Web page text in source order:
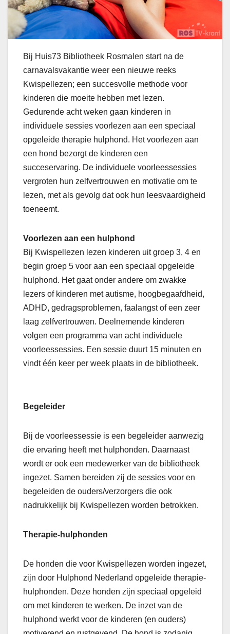
Bij Huis73 Bibliotheek Rosmalen start na de
carnavalsvakantie weer een nieuwe reeks
Kwispellezen; een succesvolle methode voor
kinderen die moeite hebben met lezen.
Gedurende acht weken gaan kinderen in
individuele sessies voorlezen aan een speciaal
opgeleide therapie hulphond. Het voorlezen aan
een hond bezorgt de kinderen een
succeservaring. De individuele voorleessessies
vergroten hun zelfvertrouwen en motivatie om te
lezen, met als gevolg dat ook hun leesvaardigheid
toeneemt.
Voorlezen aan een hulphond
Bij Kwispellezen lezen kinderen uit groep 3, 4 en
begin groep 5 voor aan een speciaal opgeleide
hulphond. Het gaat onder andere om zwakke
lezers of kinderen met autisme, hoogbegaafdheid,
ADHD, gedragsproblemen, faalangst of een zeer
laag zelfvertrouwen. Deelnemende kinderen
volgen een programma van acht individuele
voorleessessies. Een sessie duurt 15 minuten en
vindt één keer per week plaats in de bibliotheek.
Begeleider
Bij de voorleessessie is een begeleider aanwezig
die ervaring heeft met hulphonden. Daarnaast
wordt er ook een medewerker van de bibliotheek
ingezet. Samen bereiden zij de sessies voor en
begeleiden de ouders/verzorgers die ook
nadrukkelijk bij Kwispellezen worden betrokken.
Therapie-hulphonden
De honden die voor Kwispellezen worden ingezet,
zijn door Hulphond Nederland opgeleide therapie-
hulphonden. Deze honden zijn speciaal opgeleid
om met kinderen te werken. De inzet van de
hulphond werkt voor de kinderen (en ouders)